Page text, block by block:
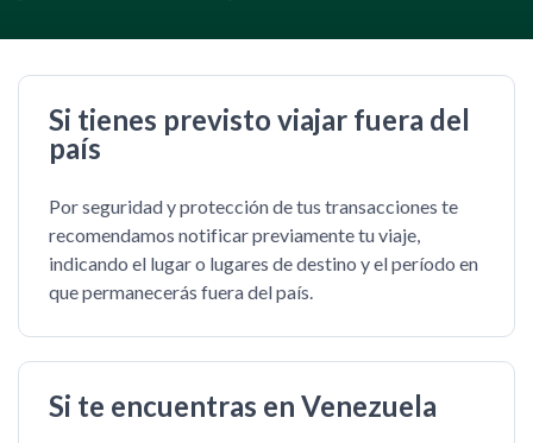
Si tienes previsto viajar fuera del
país
Por seguridad y protección de tus transacciones te
recomendamos notificar previamente tu viaje,
indicando el lugar o lugares de destino y el período en
que permanecerás fuera del país.
Si te encuentras en Venezuela